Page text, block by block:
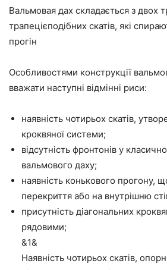
Вальмовая дах складається з двох
трапецієподібних скатів, які
прогін
Особливостями конструкції
вважати наступні відмінні риси:
наявність чотирьох скатів,
кроквяної системи;
відсутність фронтонів у
вальмового даху;
наявність конькового прогону,
перекриття або на внутрішню
присутність діагональних
рядовими;
&1&
Наявність чотирьох скатів,